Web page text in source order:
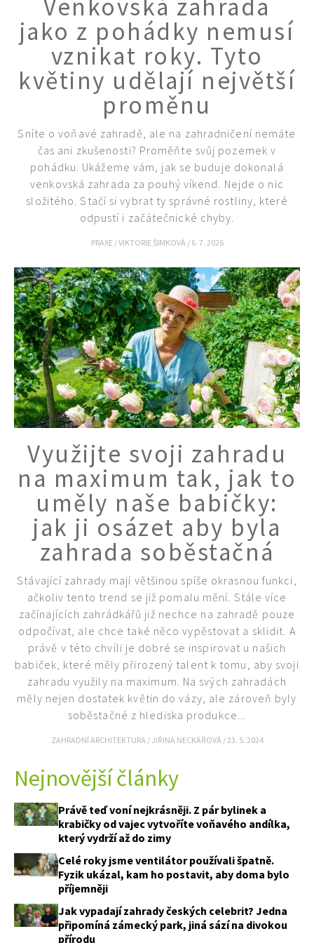
KVÍZY A TESTY
Naše krásná zahrada
Venkovská zahrada
jako z pohádky nemusí
vznikat roky. Tyto
květiny udělají největší
proměnu
Sníte o voňavé zahradě, ale na zahradničení nemáte
čas ani zkušenosti? Proměňte svůj pozemek v
pohádku. Ukážeme vám, jak se buduje dokonalá
venkovská zahrada za pouhý víkend. Nejde o nic
složitého. Stačí si vybrat ty správné rostliny, které
odpustí i začátečnické chyby.
PRAXE /VIKTORIE ŠIMKOVÁ / 6. 7. 2026
Využijte svoji zahradu
na maximum tak, jak to
uměly naše babičky:
jak ji osázet aby byla
zahrada soběstačná
Stávající zahrady mají většinou spíše okrasnou funkci,
ačkoliv tento trend se již pomalu mění. Stále více
začínajících zahrádkářů již nechce na zahradě pouze
odpočívat, ale chce také něco vypěstovat a sklidit. A
právě v této chvíli je dobré se inspirovat u našich
babiček, které měly přirozený talent k tomu, aby svoji
zahradu využily na maximum. Na svých zahradách
měly nejen dostatek květin do vázy, ale zároveň byly
soběstačné z hlediska produkce...
ZAHRADNÍ ARCHITEKTURA / JIŘINA NECKÁŘOVÁ /23. 5. 2024
Nejnovější články
Právě teď voní nejkrásněji. Z pár bylinek a
krabičky od vajec vytvoříte voňavého andílka,
který vydrží až do zimy
Celé roky jsme ventilátor používali špatně.
Fyzik ukázal, kam ho postavit, aby doma bylo
příjemněji
Jak vypadají zahrady českých celebrit? Jedna
připomíná zámecký park, jiná sází na divokou
přírodu